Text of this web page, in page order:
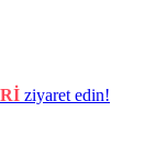
ziyaret edin!